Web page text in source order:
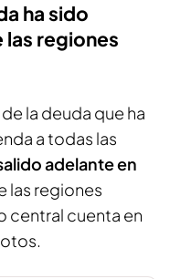
ha sido
regiones
la deuda que ha
a todas las
adelante en
las regiones
central cuenta en